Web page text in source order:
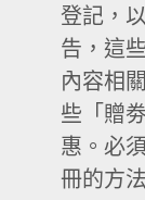
登記，
告，這
內容相
些「贈
惠。必
冊的方